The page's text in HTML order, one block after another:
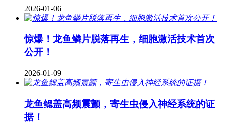
2026-01-06
惊爆！龙鱼鳞片脱落再生，细胞激活技术首次
公开！
2026-01-09
龙鱼鳃盖高频震颤，寄生虫侵入神经系统的证
据！